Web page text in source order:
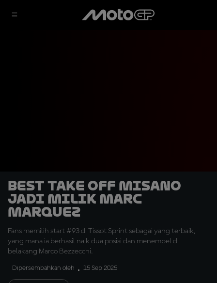
Best Take Off Misano
Jadi Milik Marc
Marquez
Fans memilih start #93 di Tissot Sprint sebagai yang terbaik,
yang mana ia berhasil naik dua posisi dan menempel di
belakang Marco Bezzecchi.
Dipersembahkan oleh 15 Sep 2025